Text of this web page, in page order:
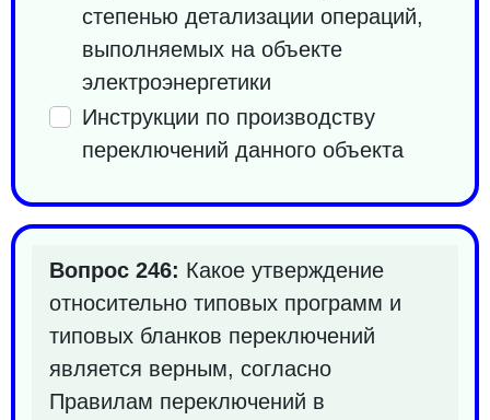
степенью детализации операций,
выполняемых на объекте
электроэнергетики
Инструкции по производству
переключений данного объекта
Вопрос 246: Какое утверждение
относительно типовых программ и
типовых бланков переключений
является верным, согласно
Правилам переключений в